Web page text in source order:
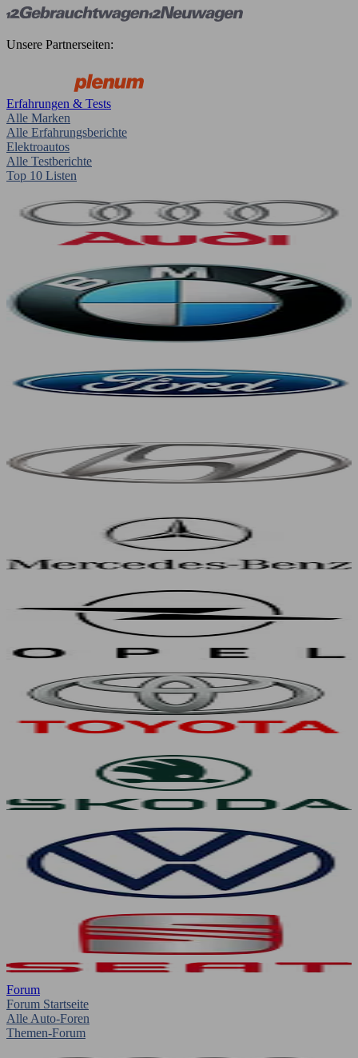
Unsere Partnerseiten:
Erfahrungen & Tests
Alle Marken
Alle Erfahrungsberichte
Elektroautos
Alle Testberichte
Top 10 Listen
Forum
Forum Startseite
Alle Auto-Foren
Themen-Forum